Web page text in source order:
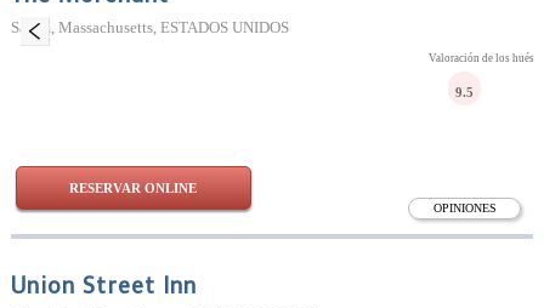
Salem, Massachusetts, ESTADOS UNIDOS
OPINIONES
Valoración de los
9.5
RESERVAR ONLINE
Union Street Inn